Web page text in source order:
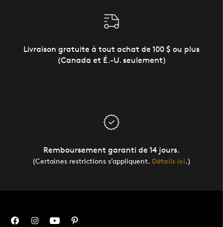
Livraison gratuite à tout achat de 100 $ ou plus
(Canada et É.-U. seulement)
Remboursement garanti de 14 jours.
(Certaines restrictions s’appliquent. Détails ici.)